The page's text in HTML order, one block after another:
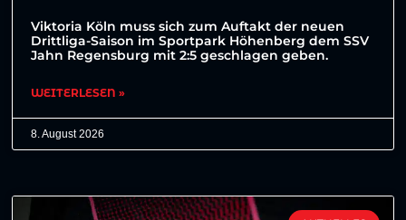
Viktoria Köln muss sich zum Auftakt der neuen
Drittliga-Saison im Sportpark Höhenberg dem SSV
Jahn Regensburg mit 2:5 geschlagen geben.
WEITERLESEN »
8. August 2026